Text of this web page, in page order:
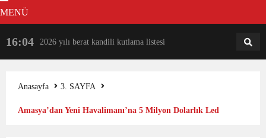
MENÜ
16:04 2026 yılı berat kandili kutlama listesi 18:31
Anasayfa
3. SAYFA
Amasya’dan Yeni Havalimanı’na 5 Milyon Dolarlık Led